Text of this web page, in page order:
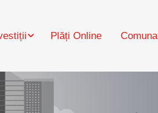
Plăți Online Comuna